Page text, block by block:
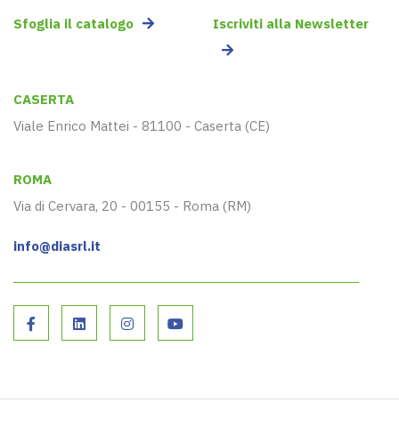
Sfoglia il catalogo Iscriviti alla Newsletter
CASERTA
Viale Enrico Mattei - 81100 - Caserta (CE)
ROMA
Via di Cervara, 20 - 00155 - Roma (RM)
info@diasrl.it